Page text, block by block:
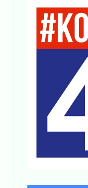
воробушка»
02 августа 2026
Юхла, мука,
01 августа 2026
Лето катится с
В Ленобласти
летию Билибина
01 августа 2026
Лето без
Болезнь
Безмолвный
В музей всей